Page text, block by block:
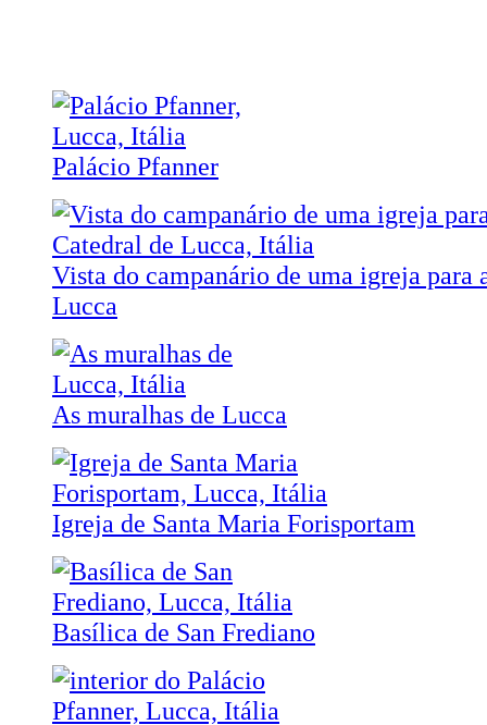
Palácio Pfanner
Vista do campanário de uma igreja para
Lucca
As muralhas de Lucca
Igreja de Santa Maria Forisportam
Basílica de San Frediano